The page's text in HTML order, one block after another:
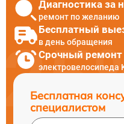
Диагностика за
ремонт по желанию
Бесплатный
в день обращения
Срочный ремонт
электровелосипеда
Бесплатная
специалистом